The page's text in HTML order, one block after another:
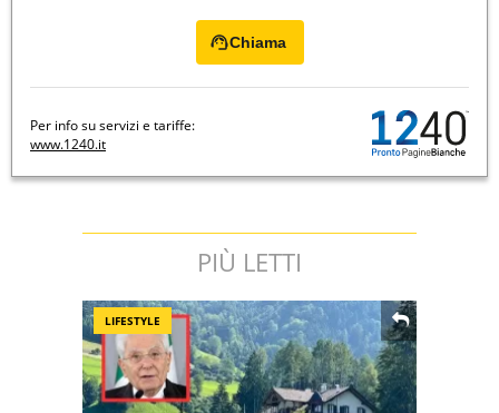
Chiama
Per info su servizi e tariffe:
www.1240.it
PIÙ LETTI
LIFESTYLE